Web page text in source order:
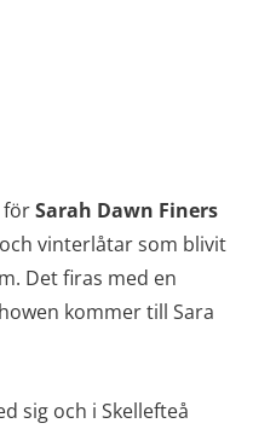
förSarah Dawn Finers
vinterlåtar som blivit
Det firas med en
kommer till Sara
sig och i Skellefteå